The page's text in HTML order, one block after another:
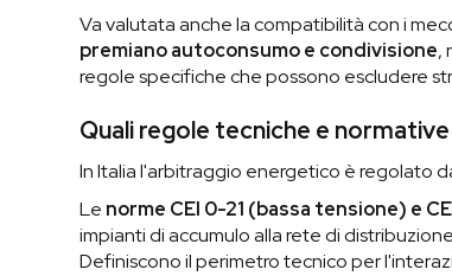
Va valutata anche la compatibilità con i
premiano autoconsumo e condivisione,
regole specifiche che possono escludere
Quali regole tecniche e
In Italia l'arbitraggio energetico è regolato
Le norme CEI 0-21 (bassa tensione) e
impianti di accumulo alla rete di
Definiscono il perimetro tecnico per